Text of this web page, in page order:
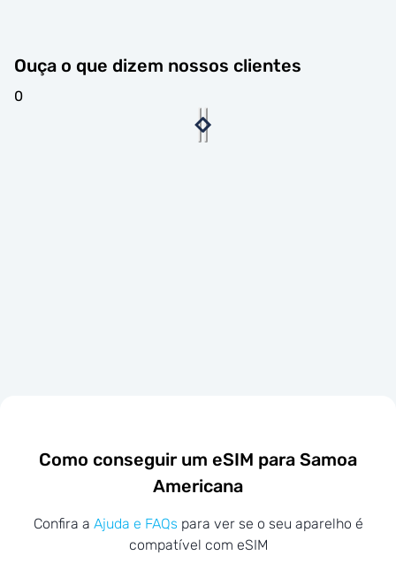
Ouça o que dizem nossos clientes
0
Como conseguir um eSIM para Samoa
Americana
Confira a Ajuda e FAQs para ver se o seu aparelho é
compatível com eSIM